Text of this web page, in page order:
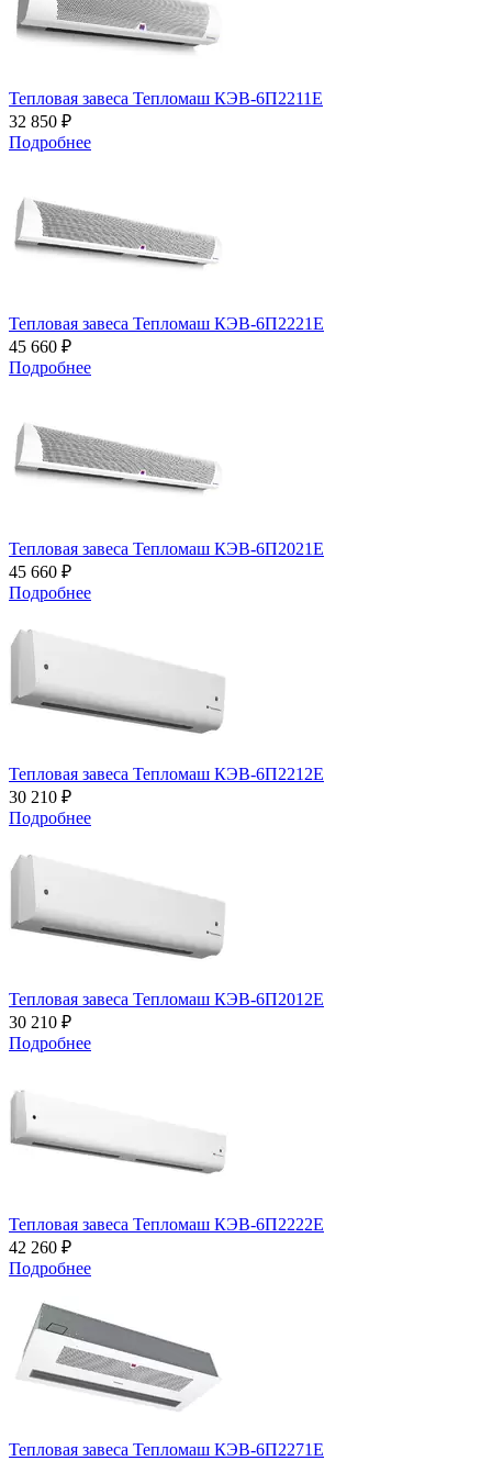
Тепловая завеса Тепломаш КЭВ-6П2211Е
32 850 ₽
Подробнее
Тепловая завеса Тепломаш КЭВ-6П2221Е
45 660 ₽
Подробнее
Тепловая завеса Тепломаш КЭВ-6П2021Е
45 660 ₽
Подробнее
Тепловая завеса Тепломаш КЭВ-6П2212Е
30 210 ₽
Подробнее
Тепловая завеса Тепломаш КЭВ-6П2012Е
30 210 ₽
Подробнее
Тепловая завеса Тепломаш КЭВ-6П2222Е
42 260 ₽
Подробнее
Тепловая завеса Тепломаш КЭВ-6П2271E